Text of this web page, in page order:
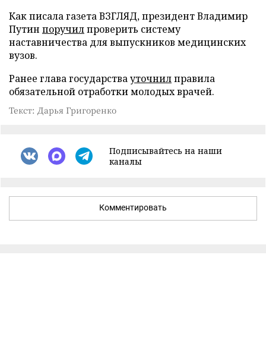
Как писала газета ВЗГЛЯД, президент Владимир
Путин поручилпроверить систему
наставничества для выпускников медицинских
вузов.
Ранее глава государствауточнилправила
обязательной отработки молодых врачей.
Текст: Дарья Григоренко
Подписывайтесь на наши
каналы
Комментировать